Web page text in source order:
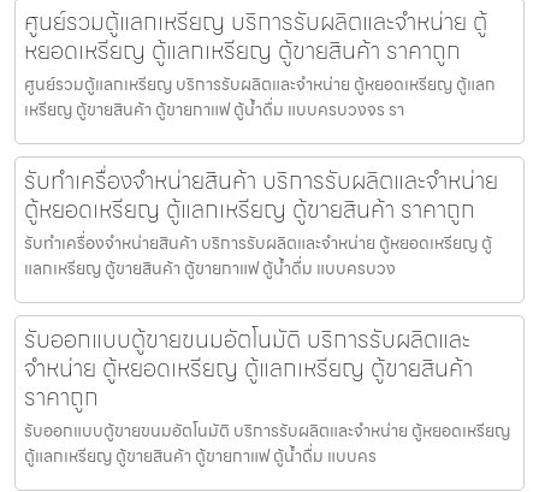
ศูนย์รวมตู้แลกเหรียญ บริการรับผลิตและจำหน่าย ตู้
หยอดเหรียญ ตู้แลกเหรียญ ตู้ขายสินค้า ราคาถูก
ศูนย์รวมตู้แลกเหรียญ บริการรับผลิตและจำหน่าย ตู้หยอดเหรียญ ตู้แลก
เหรียญ ตู้ขายสินค้า ตู้ขายกาแฟ ตู้น้ำดื่ม แบบครบวงจร รา
รับทำเครื่องจำหน่ายสินค้า บริการรับผลิตและจำหน่าย
ตู้หยอดเหรียญ ตู้แลกเหรียญ ตู้ขายสินค้า ราคาถูก
รับทำเครื่องจำหน่ายสินค้า บริการรับผลิตและจำหน่าย ตู้หยอดเหรียญ ตู้
แลกเหรียญ ตู้ขายสินค้า ตู้ขายกาแฟ ตู้น้ำดื่ม แบบครบวง
รับออกแบบตู้ขายขนม​อัตโนมัติ บริการรับผลิตและ
จำหน่าย ตู้หยอดเหรียญ ตู้แลกเหรียญ ตู้ขายสินค้า
ราคาถูก
รับออกแบบตู้ขายขนม​อัตโนมัติ บริการรับผลิตและจำหน่าย ตู้หยอดเหรียญ
ตู้แลกเหรียญ ตู้ขายสินค้า ตู้ขายกาแฟ ตู้น้ำดื่ม แบบคร